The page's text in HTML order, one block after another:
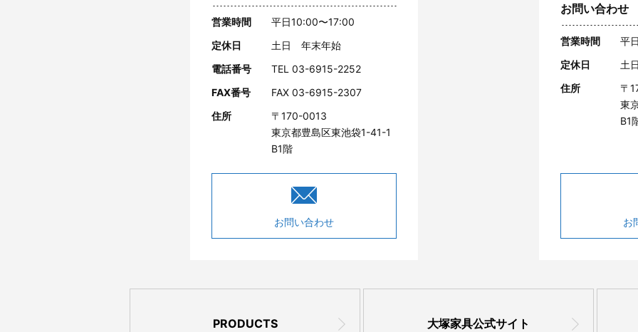
営業時間
平日10:00〜17:00
定休日
土日 年末年始
電話番号
TEL 03-6915-2252
FAX番号
FAX 03-6915-2307
住所
〒170-0013
東京都豊島区東池袋1-41-1
B1階
お問い合わせ
お問い合わせ
営業時間
平
定休日
土
住所
〒
東
B1
お
PRODUCTS 大塚家具公式サイト